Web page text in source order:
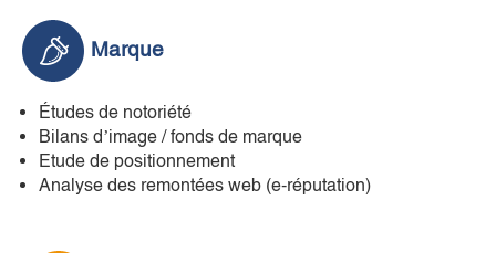
Marque
Études de notoriété
Bilans d’image / fonds de marque
Etude de positionnement
Analyse des remontées web (e-réputation)